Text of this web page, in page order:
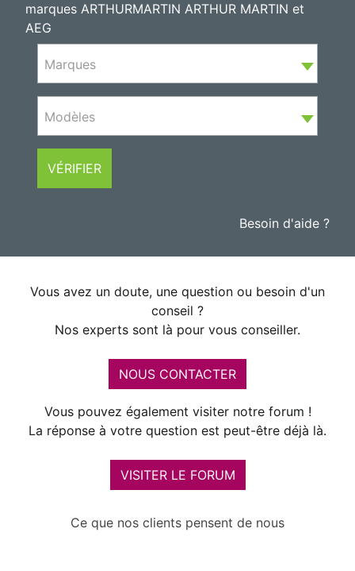
marques ARTHURMARTIN ARTHUR MARTIN et
AEG
Marques
Modèles
VÉRIFIER
Besoin d'aide ?
Vous avez un doute, une question ou besoin d'un
conseil ?
Nos experts sont là pour vous conseiller.
NOUS CONTACTER
Vous pouvez également visiter notre forum !
La réponse à votre question est peut-être déjà là.
VISITER LE FORUM
Ce que nos clients pensent de nous